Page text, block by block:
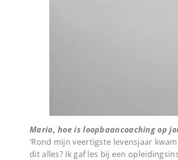
Maria, hoe is loopbaancoaching op
‘Rond mijn veertigste levensjaar
dit alles? Ik gaf les bij een